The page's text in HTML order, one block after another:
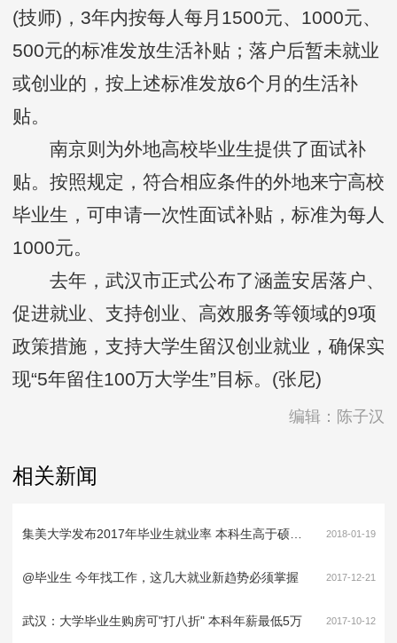
(技师)，3年内按每人每月1500元、1000元、
500元的标准发放生活补贴；落户后暂未就业
或创业的，按上述标准发放6个月的生活补
贴。
南京则为外地高校毕业生提供了面试补
贴。按照规定，符合相应条件的外地来宁高校
毕业生，可申请一次性面试补贴，标准为每人
1000元。
去年，武汉市正式公布了涵盖安居落户、
促进就业、支持创业、高效服务等领域的9项
政策措施，支持大学生留汉创业就业，确保实
现“5年留住100万大学生”目标。(张尼)
编辑：陈子汉
相关新闻
集美大学发布2017年毕业生就业率 本科生高于硕士生 2018-01-19
@毕业生 今年找工作，这几大就业新趋势必须掌握 2017-12-21
武汉：大学毕业生购房可"打八折" 本科年薪最低5万 2017-10-12